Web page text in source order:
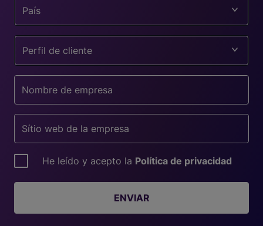
País
Perfil de cliente
He leído y acepto la Política de privacidad
ENVIAR